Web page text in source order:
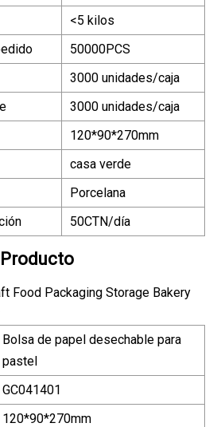
<5 kilos
50000PCS
3000 unidades/caja
3000 unidades/caja
120*90*270mm
casa verde
Porcelana
50CTN/día
Bolsa de papel desechable para
pastel
GC041401
120*90*270mm